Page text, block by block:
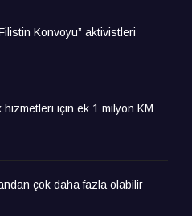
Konvoyu” aktivistleri
hizmetleri için ek 1 milyon KM
çok daha fazla olabilir